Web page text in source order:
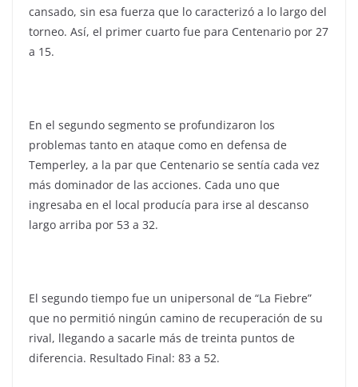
cansado, sin esa fuerza que lo caracterizó a lo largo del
torneo. Así, el primer cuarto fue para Centenario por 27
a 15.
En el segundo segmento se profundizaron los
problemas tanto en ataque como en defensa de
Temperley, a la par que Centenario se sentía cada vez
más dominador de las acciones. Cada uno que
ingresaba en el local producía para irse al descanso
largo arriba por 53 a 32.
El segundo tiempo fue un unipersonal de “La Fiebre”
que no permitió ningún camino de recuperación de su
rival, llegando a sacarle más de treinta puntos de
diferencia. Resultado Final: 83 a 52.